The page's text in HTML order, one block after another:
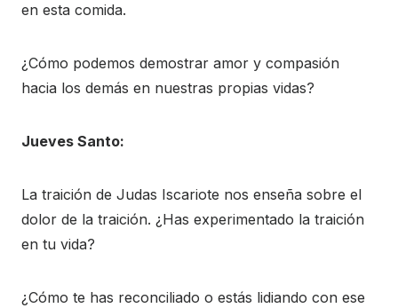
en esta comida.
¿Cómo podemos demostrar amor y compasión
hacia los demás en nuestras propias vidas?
Jueves Santo:
La traición de Judas Iscariote nos enseña sobre el
dolor de la traición. ¿Has experimentado la traición
en tu vida?
¿Cómo te has reconciliado o estás lidiando con ese